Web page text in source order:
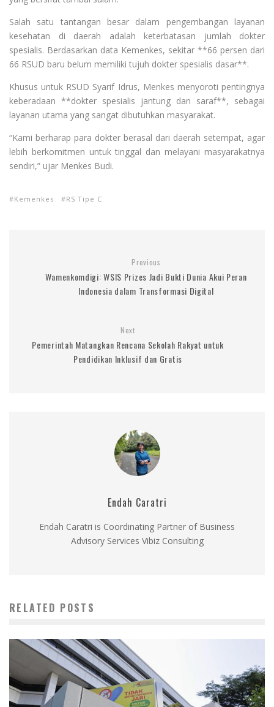
Salah satu tantangan besar dalam pengembangan layanan
kesehatan di daerah adalah keterbatasan jumlah dokter
spesialis. Berdasarkan data Kemenkes, sekitar **66 persen dari
66 RSUD baru belum memiliki tujuh dokter spesialis dasar**.
Khusus untuk RSUD Syarif Idrus, Menkes menyoroti pentingnya
keberadaan **dokter spesialis jantung dan saraf**, sebagai
layanan utama yang sangat dibutuhkan masyarakat.
“Kami berharap para dokter berasal dari daerah setempat, agar
lebih berkomitmen untuk tinggal dan melayani masyarakatnya
sendiri,” ujar Menkes Budi.
Kemenkes RS Tipe C
Previous
Wamenkomdigi: WSIS Prizes Jadi Bukti Dunia Akui Peran
Indonesia dalam Transformasi Digital
Next
Pemerintah Matangkan Rencana Sekolah Rakyat untuk
Pendidikan Inklusif dan Gratis
Endah Caratri
Endah Caratri is Coordinating Partner of Business
Advisory Services Vibiz Consulting
RELATED POSTS